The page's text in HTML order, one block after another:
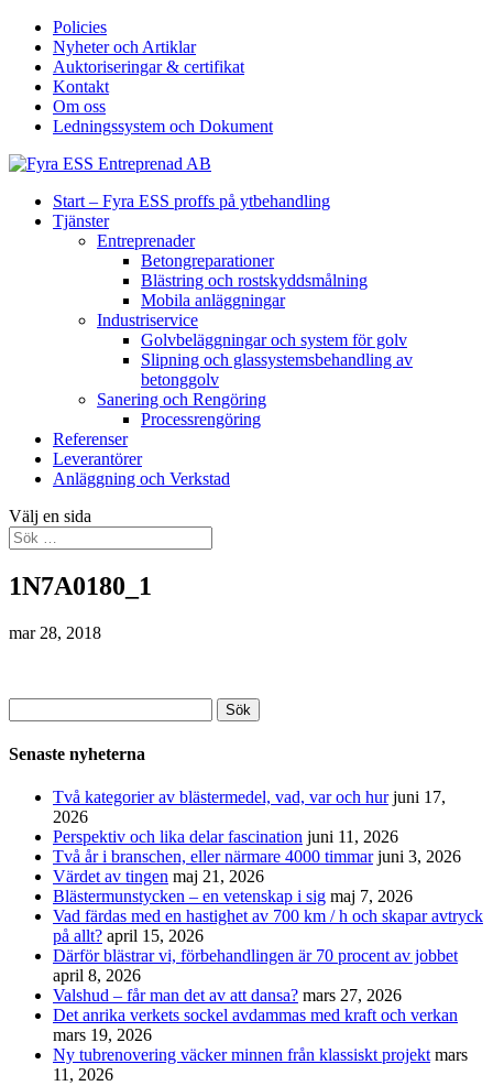
Policies
Nyheter och Artiklar
Auktoriseringar & certifikat
Kontakt
Om oss
Ledningssystem och Dokument
Start – Fyra ESS proffs på ytbehandling
Tjänster
Entreprenader
Betongreparationer
Blästring och rostskyddsmålning
Mobila anläggningar
Industriservice
Golvbeläggningar och system för golv
Slipning och glassystemsbehandling av
betonggolv
Sanering och Rengöring
Processrengöring
Referenser
Leverantörer
Anläggning och Verkstad
Välj en sida
1N7A0180_1
mar 28, 2018
efter:
Senaste nyheterna
Två kategorier av blästermedel, vad, var och hur juni 17,
2026
Perspektiv och lika delar fascination juni 11, 2026
Två år i branschen, eller närmare 4000 timmar juni 3, 2026
Värdet av tingen maj 21, 2026
Blästermunstycken – en vetenskap i sig maj 7, 2026
Vad färdas med en hastighet av 700 km / h och skapar avtryck
på allt? april 15, 2026
Därför blästrar vi, förbehandlingen är 70 procent av jobbet
april 8, 2026
Valshud – får man det av att dansa? mars 27, 2026
Det anrika verkets sockel avdammas med kraft och verkan
mars 19, 2026
Ny tubrenovering väcker minnen från klassiskt projekt mars
11, 2026